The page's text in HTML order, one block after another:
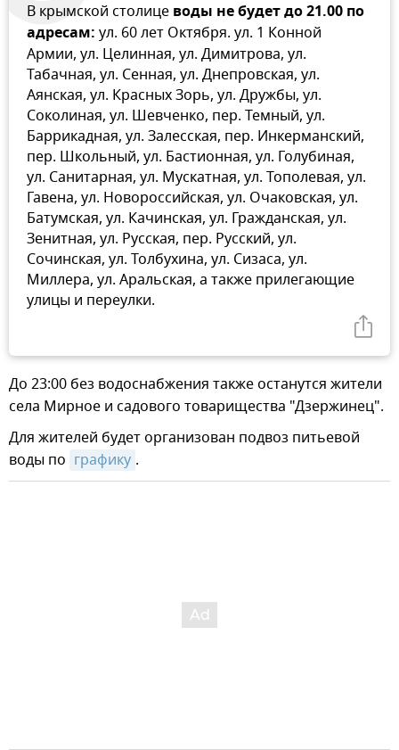
В крымской столице воды не будет до 21.00 по
адресам: ул. 60 лет Октября. ул. 1 Конной
Армии, ул. Целинная, ул. Димитрова, ул.
Табачная, ул. Сенная, ул. Днепровская, ул.
Аянская, ул. Красных Зорь, ул. Дружбы, ул.
Соколиная, ул. Шевченко, пер. Темный, ул.
Баррикадная, ул. Залесская, пер. Инкерманский,
пер. Школьный, ул. Бастионная, ул. Голубиная,
ул. Санитарная, ул. Мускатная, ул. Тополевая, ул.
Гавена, ул. Новороссийская, ул. Очаковская, ул.
Батумская, ул. Качинская, ул. Гражданская, ул.
Зенитная, ул. Русская, пер. Русский, ул.
Сочинская, ул. Толбухина, ул. Сизаса, ул.
Миллера, ул. Аральская, а также прилегающие
улицы и переулки.
До 23:00 без водоснабжения также останутся жители
села Мирное и садового товарищества "Дзержинец".
Для жителей будет организован подвоз питьевой
воды по графику .